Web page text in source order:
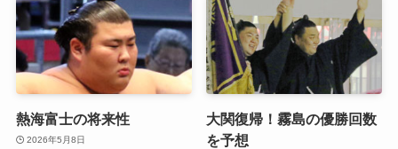
熱海富士の将来性
2026年5月8日
大関復帰！霧島の優勝回数
を予想